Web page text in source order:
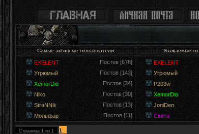
Самые активные пользователи Уважаемые
EXELENT
Постов [678]
Угрюмый
Постов [143]
XemorDio
Постов [34]
Niko
Постов [30]
StraNNik
Постов [13]
Мольфар
Постов [11]
EXELENT
Угрюмый
P203w
XemorDio
JoniDen
Света
Страница 1 из 1
1